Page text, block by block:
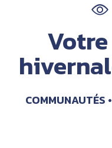
COMMUNAUTÉS